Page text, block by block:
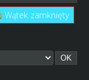
Wątek zamknięty